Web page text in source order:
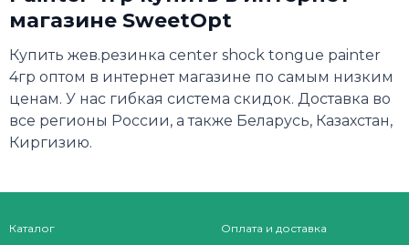
магазине SweetOpt
Купить жев.резинка center shock tongue painter
4гр оптом в интернет магазине по самым низким
ценам. У нас гибкая система скидок. Доставка во
все регионы России, а также Беларусь, Казахстан,
Киргизию.
Каталог Оплата и доставка